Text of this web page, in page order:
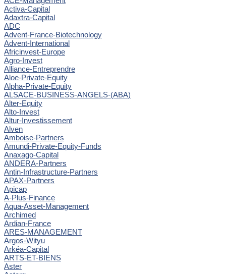
Activa-Capital
Adaxtra-Capital
ADC
Advent-France-Biotechnology
Advent-International
Africinvest-Europe
Agro-Invest
Alliance-Entreprendre
Aloe-Private-Equity
Alpha-Private-Equity
ALSACE-BUSINESS-ANGELS-(ABA)
Alter-Equity
Alto-Invest
Altur-Investissement
Alven
Amboise-Partners
Amundi-Private-Equity-Funds
Anaxago-Capital
ANDERA-Partners
Antin-Infrastructure-Partners
APAX-Partners
Apicap
A-Plus-Finance
Aqua-Asset-Management
Archimed
Ardian-France
ARES-MANAGEMENT
Argos-Wityu
Arkéa-Capital
ARTS-ET-BIENS
Aster